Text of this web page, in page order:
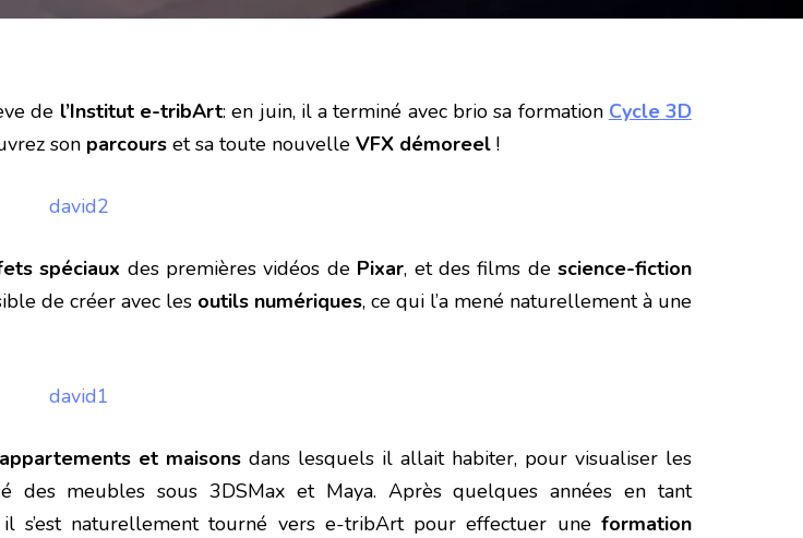
de l’Institut e-tribArt: en juin, il a terminé avec brio sa formation Cycle 3D
son parcours et sa toute nouvelle VFX démoreel !
spéciaux des premières vidéos de Pixar, et des films descience-fiction
de créer avec les outils numériques, ce qui l’a mené naturellement à une
appartements et maisons dans lesquels il allait habiter, pour visualiser les
meubles sous 3DSMax et Maya. Après quelques années en tant
s’est naturellement tourné vers e-tribArt pour effectuer uneformation